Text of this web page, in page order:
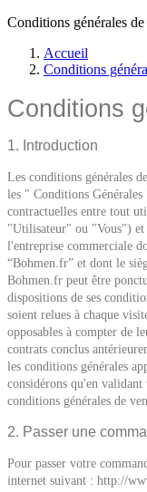
Conditions générales
Accueil
Conditions
Conditions
1. Introduction
Les conditions générales
les " Conditions
contractuelles entre tout
"Utilisateur" ou "Vous") et
l'entreprise commerciale
“Bohmen.fr” et dont le
Bohmen.fr peut être
dispositions de ses
soient relues à chaque
opposables à compter de
contrats conclus
les conditions générales
considérons qu'en validant
conditions générales de
2. Passer une
Pour passer votre
internet suivant : http://